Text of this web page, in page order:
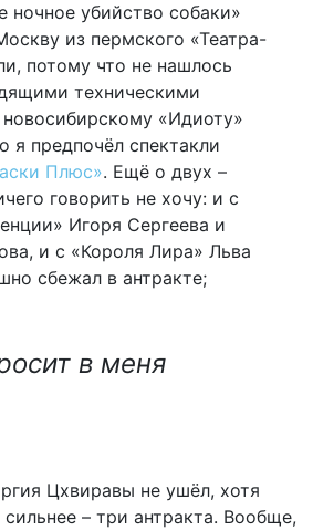
ночное убийство собаки»
из пермского «Театра-
потому что не нашлось
техническими
«Идиоту»
я предпочёл спектакли
Плюс». Ещё о двух –
говорить не хочу: и с
Игоря Сергеева и
и с «Короля Лира» Льва
сбежал в антракте;
в меня
Цхвиравы не ушёл, хотя
– три антракта. Вообще,